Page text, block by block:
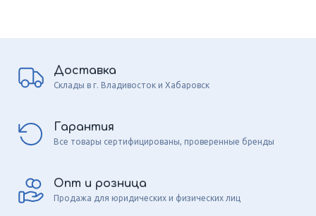
Доставка
Склады в г. Владивосток и Хабаровск
Гарантия
Все товары сертифицированы, проверенные бренды
Опт и розница
Продажа для юридических и физических лиц